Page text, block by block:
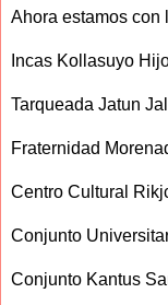
Ahora estamos con
Incas Kollasuyo
Tarqueada Jatun
Fraternidad
Centro Cultural
Conjunto
Conjunto Kantus